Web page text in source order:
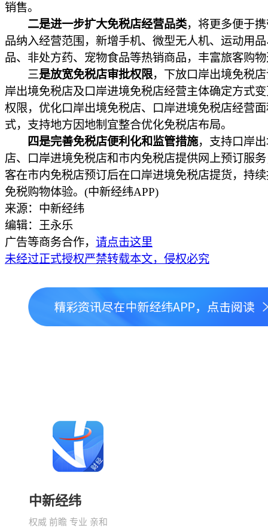
销售。
二是进一步扩大免税店经营品类，将更多便于
品纳入经营范围，新增手机、微型无人机、运动用
品、非处方药、宠物食品等热销商品，丰富旅客购
三是放宽免税店审批权限，下放口岸出境免税
岸出境免税店及口岸进境免税店经营主体确定方式
权限，优化口岸出境免税店、口岸进境免税店经营
式，支持地方因地制宜整合优化免税店布局。
四是完善免税店便利化和监管措施，支持口岸
店、口岸进境免税店和市内免税店提供网上预订服
客在市内免税店预订后在口岸进境免税店提货，持
免税购物体验。(中新经纬APP)
来源：中新经纬
编辑：王永乐
广告等商务合作， 请点击这里
未经过正式授权严禁转载本文，侵权必究
中新经纬
权威 前瞻 专业 亲和